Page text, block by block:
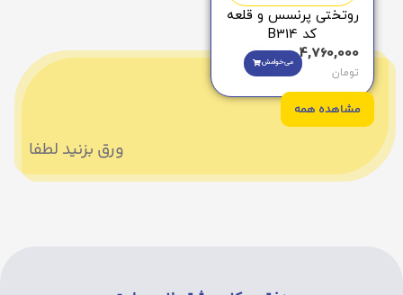
روتختی پرنسس و قلعه
کد B314
4,760,000
تومان
می‌خوامش
مشاهده همه
ورق بزنید لطفا